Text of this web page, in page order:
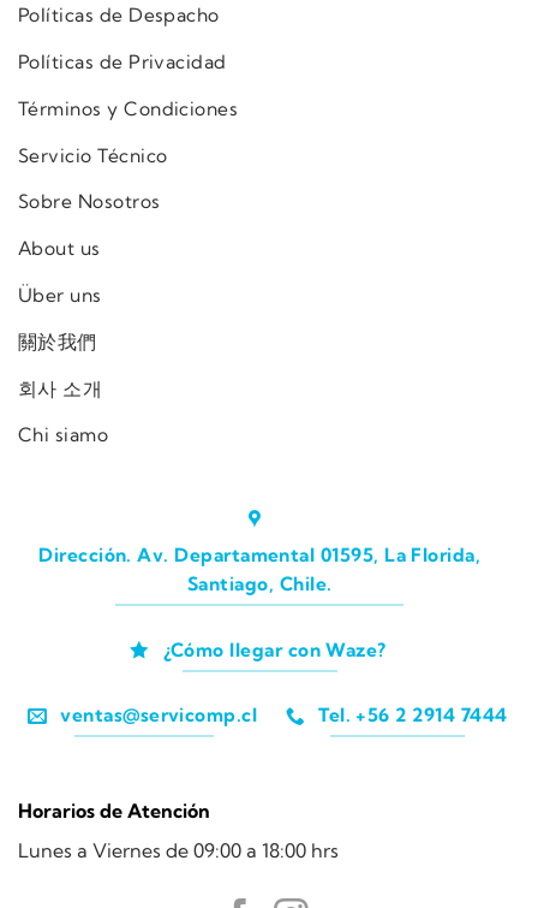
Políticas de Despacho
Políticas de Privacidad
Términos y Condiciones
Servicio Técnico
Sobre Nosotros
About us
Über uns
關於我們
회사 소개
Chi siamo
Dirección. Av. Departamental 01595, La Florida,
Santiago, Chile.
¿Cómo llegar con Waze?
ventas@servicomp.cl Tel. +56 2 2914 7444
Horarios de Atención
Lunes a Viernes de 09:00 a 18:00 hrs